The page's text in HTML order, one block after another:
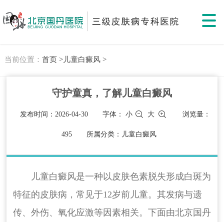
当前位置： 首页 >儿童白癜风 >
守护童真，了解儿童白癜风
发布时间：2026-04-30 字体：小 大 浏览量：
495 所属分类：儿童白癜风
儿童白癜风是一种以皮肤色素脱失形成白斑为
特征的皮肤病，常见于12岁前儿童。其发病与遗
传、外伤、氧化应激等因素相关。下面由北京国丹